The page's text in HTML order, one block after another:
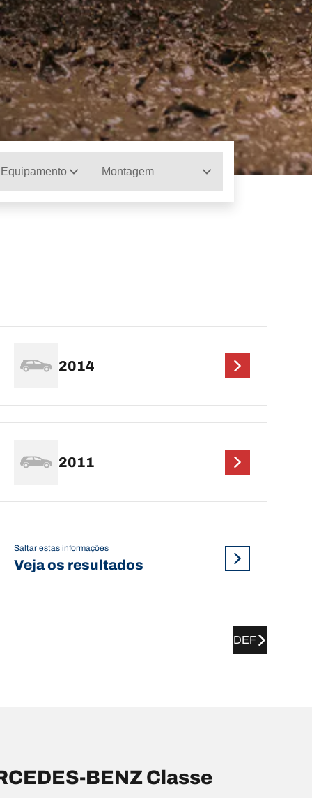
Montagem
2014
2011
Saltar estas informações
Veja os resultados
DEF
BENZ Classe